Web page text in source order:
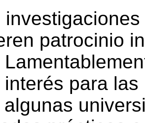
patrocinio
interés para
algunas